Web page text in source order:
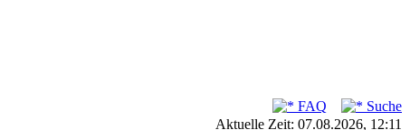
FAQ
Suche
Aktuelle Zeit: 07.08.2026, 12:11